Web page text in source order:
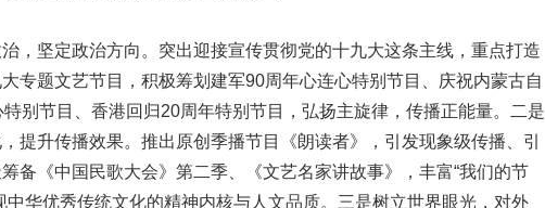
坚定政治方向。突出迎接宣传贯彻党的十九大这条主线，重点打造
大专题文艺节目，积极筹划建军90周年心连心特别节目、庆祝内蒙古自
别节目、香港回归20周年特别节目，弘扬主旋律，传播正能量。二是
提升传播效果。推出原创季播节目《朗读者》，引发现象级传播、引
备《中国民歌大会》第二季、《文艺名家讲故事》，丰富“我们的节
中华优秀传统文化的精神内核与人文品质。三是树立世界眼光，对外